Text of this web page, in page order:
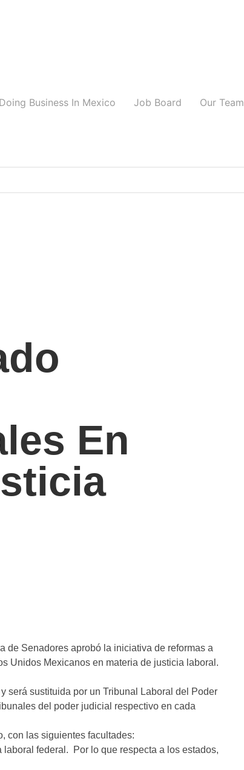
Doing Business In Mexico Job Board Our Team
En
de Senadores aprobó la iniciativa de reformas a
Unidos Mexicanos en materia de justicia laboral.
será sustituida por un Tribunal Laboral del Poder
del poder judicial respectivo en cada
con las siguientes facultades:
federal. Por lo que respecta a los estados,